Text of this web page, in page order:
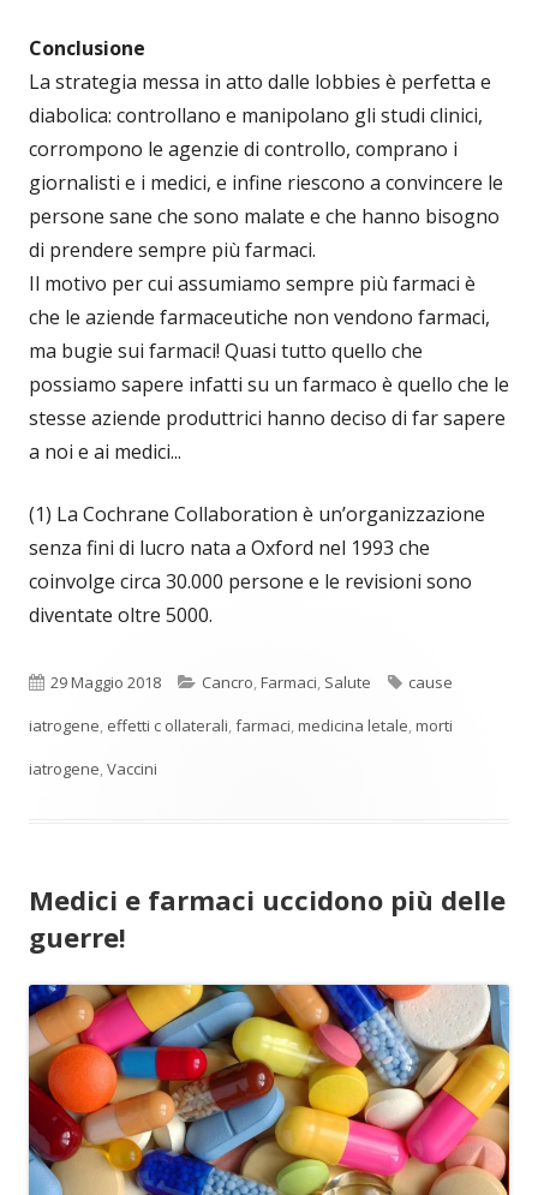
Conclusione
La strategia messa in atto dalle lobbies è perfetta e
diabolica: controllano e manipolano gli studi clinici,
corrompono le agenzie di controllo, comprano i
giornalisti e i medici, e infine riescono a convincere le
persone sane che sono malate e che hanno bisogno
di prendere sempre più farmaci.
Il motivo per cui assumiamo sempre più farmaci è
che le aziende farmaceutiche non vendono farmaci,
ma bugie sui farmaci! Quasi tutto quello che
possiamo sapere infatti su un farmaco è quello che le
stesse aziende produttrici hanno deciso di far sapere
a noi e ai medici...
(1) La Cochrane Collaboration è un’organizzazione
senza fini di lucro nata a Oxford nel 1993 che
coinvolge circa 30.000 persone e le revisioni sono
diventate oltre 5000.
Pubblicato
29 Maggio 2018 Categorie
Cancro,Farmaci, Salute Tag
cause
iatrogene, effetti c ollaterali,farmaci,medicina letale,morti
iatrogene,Vaccini
Medici e farmaci uccidono più delle
guerre!